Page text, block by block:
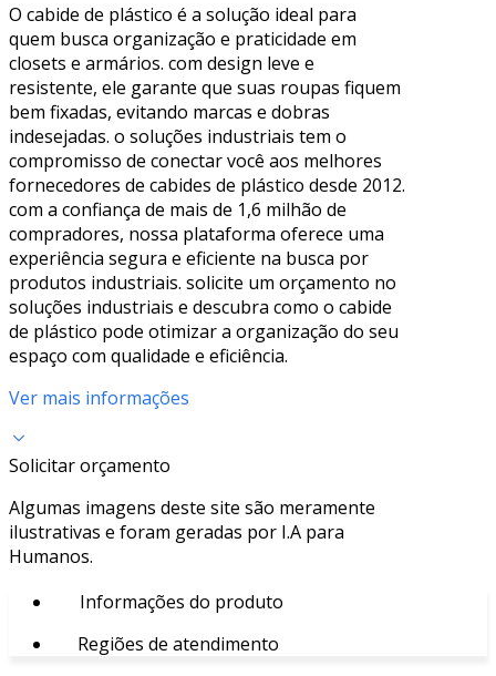
O cabide de plástico é a solução ideal para
quem busca organização e praticidade em
closets e armários. com design leve e
resistente, ele garante que suas roupas fiquem
bem fixadas, evitando marcas e dobras
indesejadas. o soluções industriais tem o
compromisso de conectar você aos melhores
fornecedores de cabides de plástico desde 2012.
com a confiança de mais de 1,6 milhão de
compradores, nossa plataforma oferece uma
experiência segura e eficiente na busca por
produtos industriais. solicite um orçamento no
soluções industriais e descubra como o cabide
de plástico pode otimizar a organização do seu
espaço com qualidade e eficiência.
Ver mais informações
Solicitar orçamento
Algumas imagens deste site são meramente
ilustrativas e foram geradas por I.A para
Humanos.
Informações do produto
Regiões de atendimento